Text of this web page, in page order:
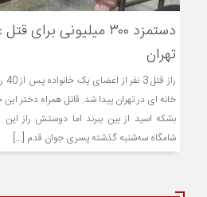
دستمزد ۳۰۰ میلیونی
تهران
خانه ای در تهران پیدا شد. قاتل همراه دختر
بشکه اسید از بین ببرند اما دوستش راز
شامگاه سه‌شنبه گذشته پسری جوان قدم [...]